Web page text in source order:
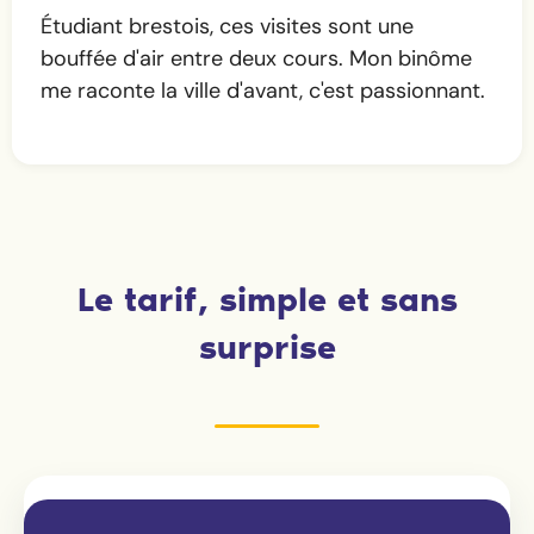
Étudiant brestois, ces visites sont une
bouffée d'air entre deux cours. Mon binôme
me raconte la ville d'avant, c'est passionnant.
Le tarif, simple et sans
surprise